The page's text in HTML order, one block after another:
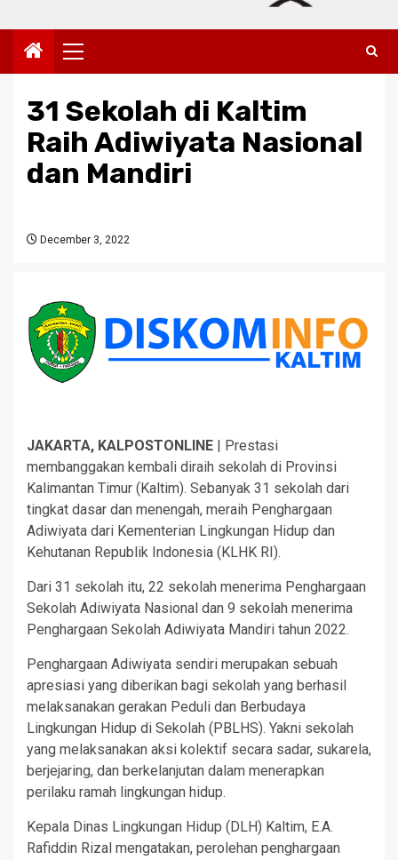
Primary
Menu
31 Sekolah di Kaltim
Raih Adiwiyata Nasional
dan Mandiri
December 3, 2022
JAKARTA, KALPOSTONLINE
| Prestasi
membanggakan kembali diraih sekolah di Provinsi
Kalimantan Timur (Kaltim). Sebanyak 31 sekolah dari
tingkat dasar dan menengah, meraih Penghargaan
Adiwiyata dari Kementerian Lingkungan Hidup dan
Kehutanan Republik Indonesia (KLHK RI).
Dari 31 sekolah itu, 22 sekolah menerima Penghargaan
Sekolah Adiwiyata Nasional dan 9 sekolah menerima
Penghargaan Sekolah Adiwiyata Mandiri tahun 2022.
Penghargaan Adiwiyata sendiri merupakan sebuah
apresiasi yang diberikan bagi sekolah yang berhasil
melaksanakan gerakan Peduli dan Berbudaya
Lingkungan Hidup di Sekolah (PBLHS). Yakni sekolah
yang melaksanakan aksi kolektif secara sadar, sukarela,
berjejaring, dan berkelanjutan dalam menerapkan
perilaku ramah lingkungan hidup.
Kepala Dinas Lingkungan Hidup (DLH) Kaltim, E.A.
Rafiddin Rizal mengatakan, perolehan penghargaan